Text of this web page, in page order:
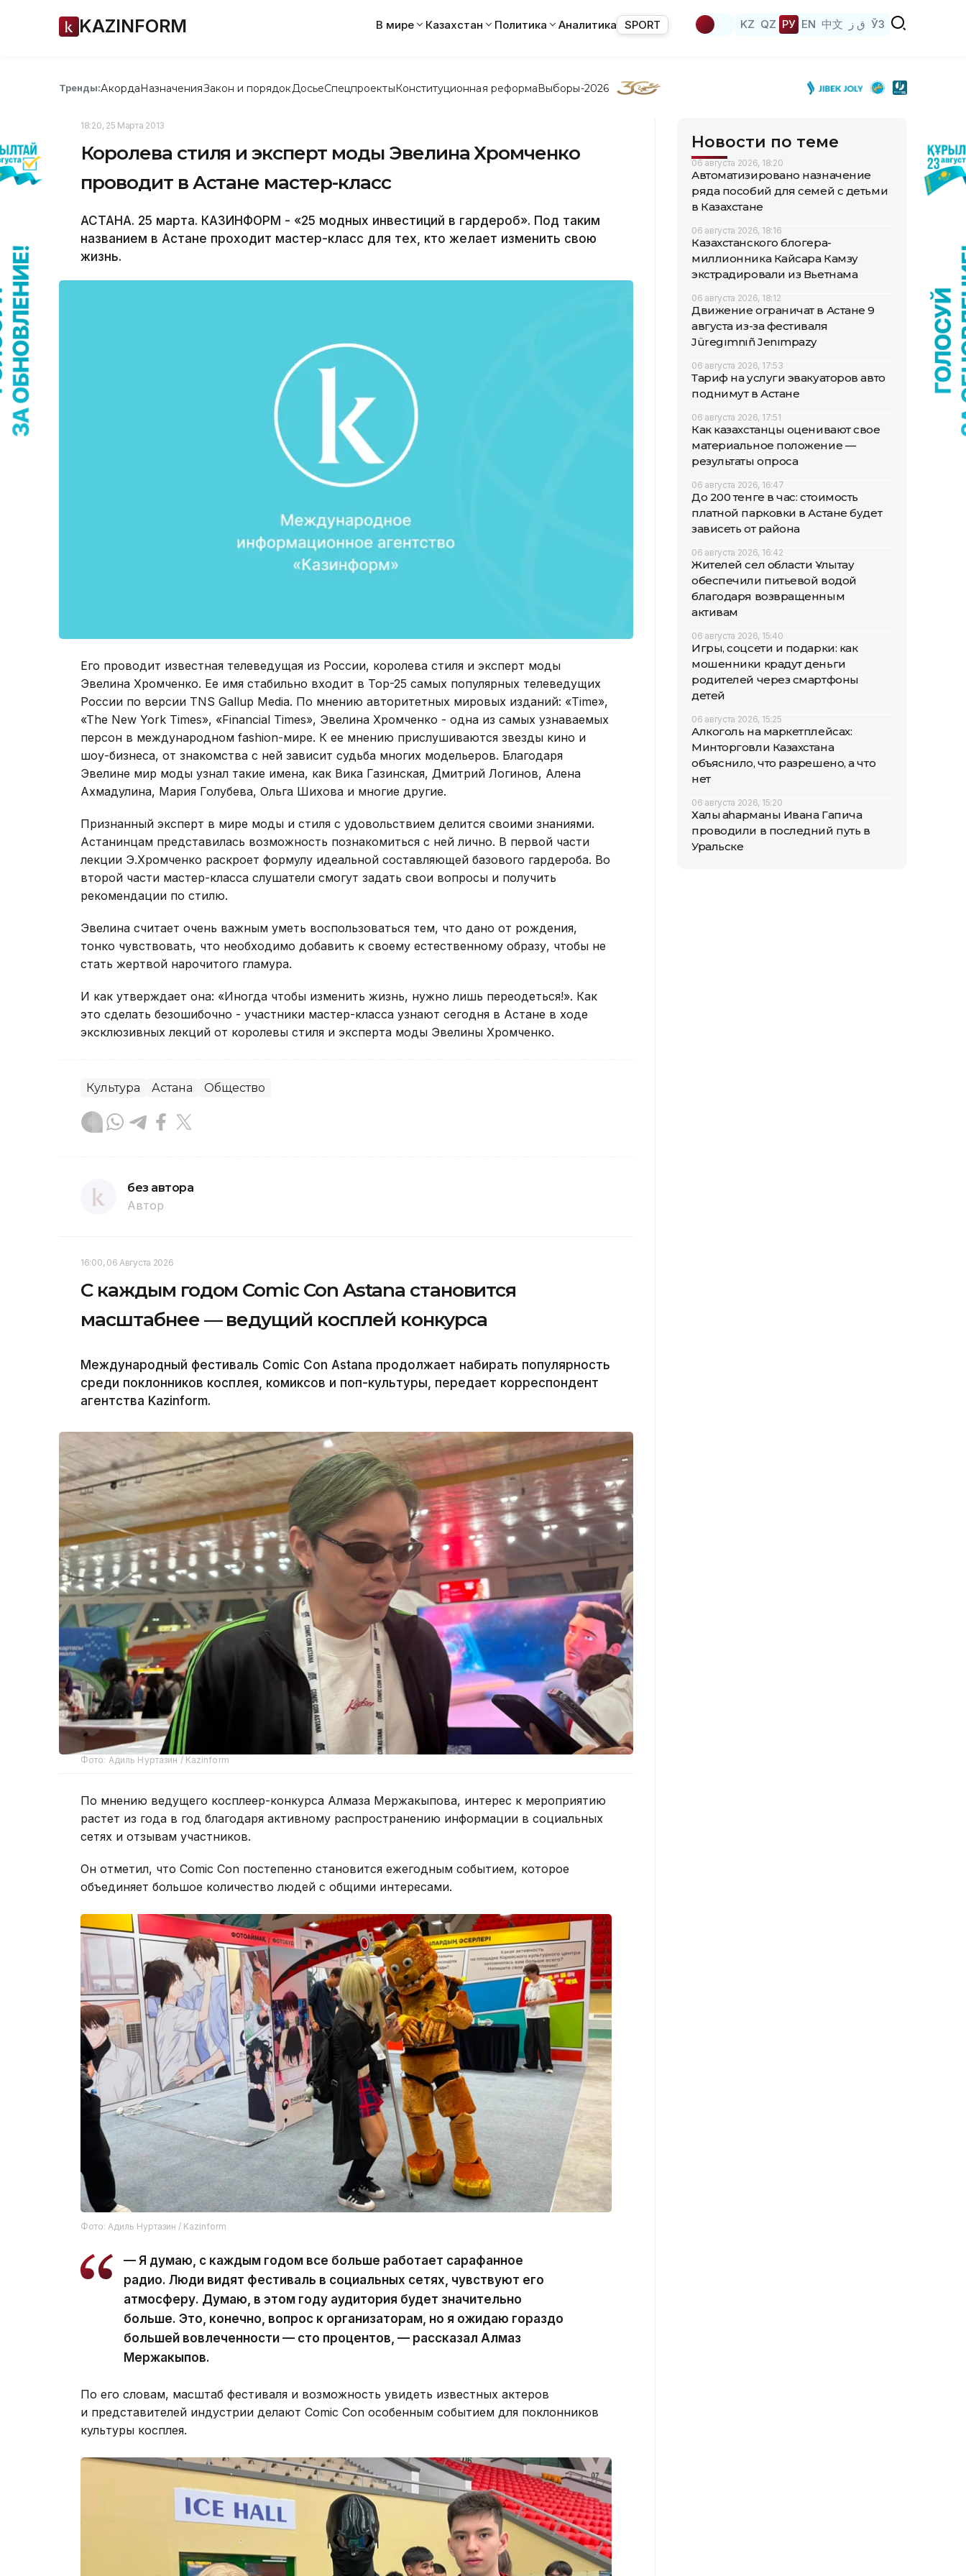
KAZINFORM В мире Казахстан Политика Аналитика SPORT KZ QZ РУ EN 中文 ق ز ЎЗ
Тренды:АкордаНазначенияЗакон и порядок ДосьеСпецпроектыКонституционная реформаВыборы-2026
18:20, 25 Марта 2013
Королева стиля и эксперт моды Эвелина Хромченко
проводит в Астане мастер-класс
АСТАНА. 25 марта. КАЗИНФОРМ - «25 модных инвестиций в гардероб». Под таким
названием в Астане проходит мастер-класс для тех, кто желает изменить свою
жизнь.
Его проводит известная телеведущая из России, королева стиля и эксперт моды
Эвелина Хромченко. Ее имя стабильно входит в Тор-25 самых популярных телеведущих
России по версии TNS Gallup Media. По мнению авторитетных мировых изданий: «Time»,
«The New York Times», «Financial Times», Эвелина Хромченко - одна из самых узнаваемых
персон в международном fashion-мире. К ее мнению прислушиваются звезды кино и
шоу-бизнеса, от знакомства с ней зависит судьба многих модельеров. Благодаря
Эвелине мир моды узнал такие имена, как Вика Газинская, Дмитрий Логинов, Алена
Ахмадулина, Мария Голубева, Ольга Шихова и многие другие.
Признанный эксперт в мире моды и стиля с удовольствием делится своими знаниями.
Астанинцам представилась возможность познакомиться с ней лично. В первой части
лекции Э.Хромченко раскроет формулу идеальной составляющей базового гардероба. Во
второй части мастер-класса слушатели смогут задать свои вопросы и получить
рекомендации по стилю.
Эвелина считает очень важным уметь воспользоваться тем, что дано от рождения,
тонко чувствовать, что необходимо добавить к своему естественному образу, чтобы не
стать жертвой нарочитого гламура.
И как утверждает она: «Иногда чтобы изменить жизнь, нужно лишь переодеться!». Как
это сделать безошибочно - участники мастер-класса узнают сегодня в Астане в ходе
эксклюзивных лекций от королевы стиля и эксперта моды Эвелины Хромченко.
Культура Астана Общество
без автора
Автор
16:00, 06 Августа 2026
С каждым годом Comic Con Astana становится
масштабнее — ведущий косплей конкурса
Международный фестиваль Comic Con Astana продолжает набирать популярность
среди поклонников косплея, комиксов и поп-культуры, передает корреспондент
агентства Kazinform.
Фото: Адиль Нуртазин / Kazinform
По мнению ведущего косплеер-конкурса Алмаза Мержакыпова, интерес к мероприятию
растет из года в год благодаря активному распространению информации в социальных
сетях и отзывам участников.
Он отметил, что Comic Con постепенно становится ежегодным событием, которое
объединяет большое количество людей с общими интересами.
Фото: Адиль Нуртазин / Kazinform
— Я думаю, с каждым годом все больше работает сарафанное
радио. Люди видят фестиваль в социальных сетях, чувствуют его
атмосферу. Думаю, в этом году аудитория будет значительно
больше. Это, конечно, вопрос к организаторам, но я ожидаю гораздо
большей вовлеченности — сто процентов, — рассказал Алмаз
Мержакыпов.
По его словам, масштаб фестиваля и возможность увидеть известных актеров
и представителей индустрии делают Comic Con особенным событием для поклонников
культуры косплея.
Новости по теме
06 августа 2026, 18:20
Автоматизировано назначение
ряда пособий для семей с детьми
в Казахстане
06 августа 2026, 18:16
Казахстанского блогера-
миллионника Кайсара Камзу
экстрадировали из Вьетнама
06 августа 2026, 18:12
Движение ограничат в Астане 9
августа из-за фестиваля
Jüregımnıñ Jenımpazy
06 августа 2026, 17:53
Тариф на услуги эвакуаторов авто
поднимут в Астане
06 августа 2026, 17:51
Как казахстанцы оценивают свое
материальное положение —
результаты опроса
06 августа 2026, 16:47
До 200 тенге в час: стоимость
платной парковки в Астане будет
зависеть от района
06 августа 2026, 16:42
Жителей сел области Ұлытау
обеспечили питьевой водой
благодаря возвращенным
активам
06 августа 2026, 15:40
Игры, соцсети и подарки: как
мошенники крадут деньги
родителей через смартфоны
детей
06 августа 2026, 15:25
Алкоголь на маркетплейсах:
Минторговли Казахстана
объяснило, что разрешено, а что
нет
06 августа 2026, 15:20
Халық қаһарманы Ивана Гапича
проводили в последний путь в
Уральске